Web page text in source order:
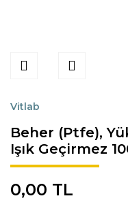
Vitlab
Beher (Ptfe),
Işık Geçirmez
0,00 TL